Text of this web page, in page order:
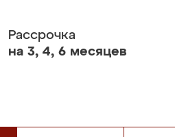
Рассрочка
на 3, 4, 6 месяцев